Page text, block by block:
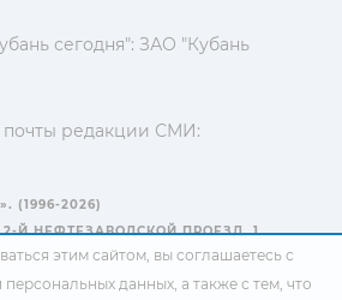
сегодня": ЗАО "Кубань
почты редакции СМИ:
(1996-2026)
2-Й НЕФТЕЗАВОДСКОЙ ПРОЕЗД, 1
этим сайтом, вы соглашаетесь с
персональных данных, а также с тем, что